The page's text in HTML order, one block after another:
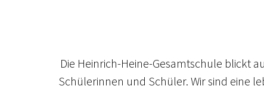
Die Heinrich-Heine-Gesamtschule blickt
Schülerinnen und Schüler. Wir sind eine